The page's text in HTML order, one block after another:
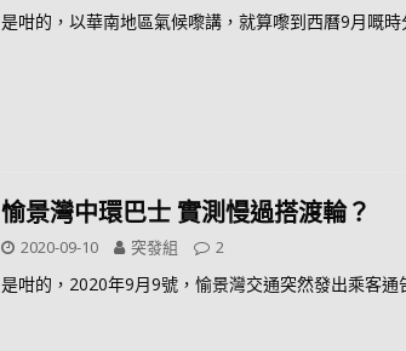
是咁的，以華南地區氣候嚟講，就算嚟到西曆9月嘅
愉景灣中環巴士 實測慢過搭渡輪？
2020-09-10 突發組 2
是咁的，2020年9月9號，愉景灣交通突然發出乘客